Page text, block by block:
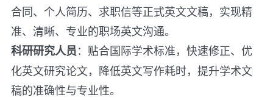
合同、个人简历、求职信等正式英文文稿，实现精
准、清晰、专业的职场英文沟通。
科研研究人员：贴合国际学术标准，快速修正、优
化英文研究论文，降低英文写作耗时，提升学术文
稿的准确性与专业性。